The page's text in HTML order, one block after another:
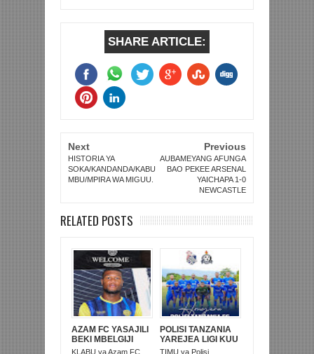
SHARE ARTICLE:
Next
HISTORIA YA
SOKA/KANDANDA/KABU
MBU/MPIRA WA MIGUU.
Previous
AUBAMEYANG AFUNGA
BAO PEKEE ARSENAL
YAICHAPA 1-0
NEWCASTLE
RELATED POSTS
AZAM FC YASAJILI
BEKI MBELGIJI
ALIKUWA
KLABU ya Azam FC
POLISI TANZANIA
YAREJEA LIGI KUU
BAADA YA
TIMU ya Polisi